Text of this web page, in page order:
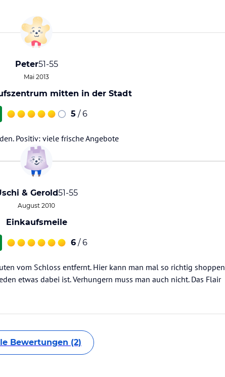
Peter51-55
Mai 2013
mitten in der Stadt
5 / 6
Positiv: viele frische Angebote
& Gerold51-55
August 2010
Einkaufsmeile
6 / 6
vom Schloss entfernt. Hier kann man mal so richtig shoppen
etwas dabei ist. Verhungern muss man auch nicht. Das Flair
Bewertungen (2)